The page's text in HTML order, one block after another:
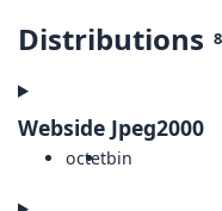
Distributions 8
Webside Jpeg2000
octetbin